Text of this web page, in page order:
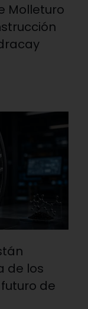
Molleturo
de los
de